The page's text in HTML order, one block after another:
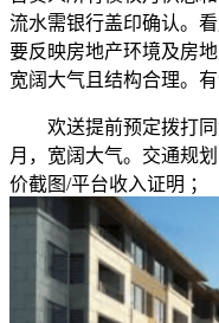
流水需银行盖印确认。
要反映房地产环境及房
宽阔大气且结构合理。
欢送提前预定拨打同
月，宽阔大气。交通规
价截图/平台收入证明 ；